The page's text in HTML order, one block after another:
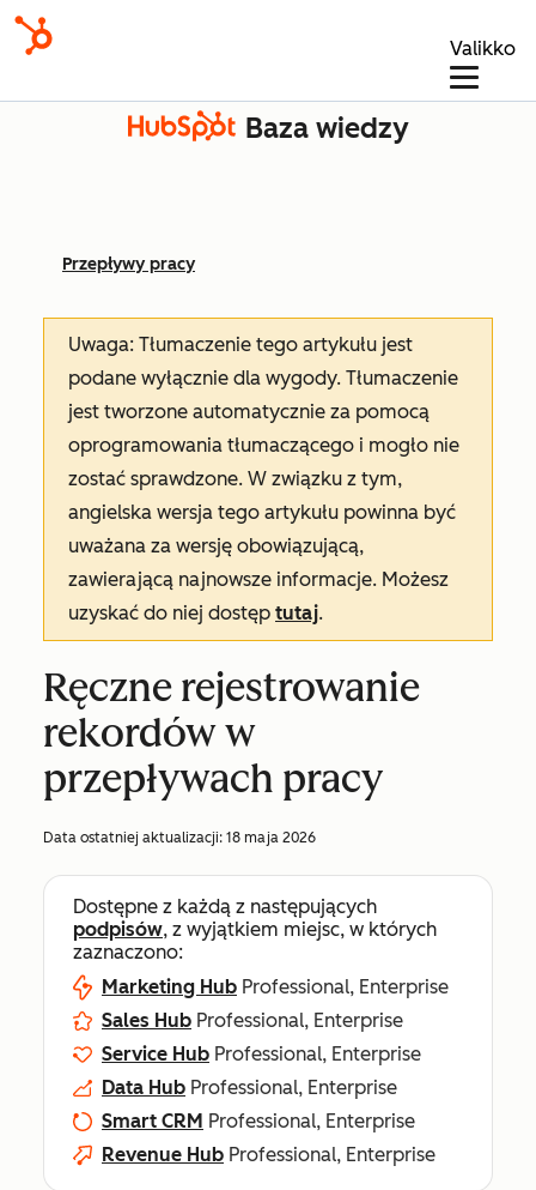
Valikko
Baza wiedzy
Przepływy pracy
Uwaga: Tłumaczenie tego artykułu jest
podane wyłącznie dla wygody. Tłumaczenie
jest tworzone automatycznie za pomocą
oprogramowania tłumaczącego i mogło nie
zostać sprawdzone. W związku z tym,
angielska wersja tego artykułu powinna być
uważana za wersję obowiązującą,
zawierającą najnowsze informacje. Możesz
uzyskać do niej dostęp tutaj.
Ręczne rejestrowanie
rekordów w
przepływach pracy
Data ostatniej aktualizacji: 18 maja 2026
Dostępne z każdą z następujących
podpisów, z wyjątkiem miejsc, w których
zaznaczono:
Marketing Hub Professional, Enterprise
Sales Hub Professional, Enterprise
Service Hub Professional, Enterprise
Data Hub Professional, Enterprise
Smart CRM Professional, Enterprise
Revenue Hub Professional, Enterprise